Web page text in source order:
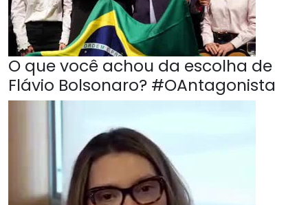
O que você achou da escolha de
Flávio Bolsonaro? #OAntagonista